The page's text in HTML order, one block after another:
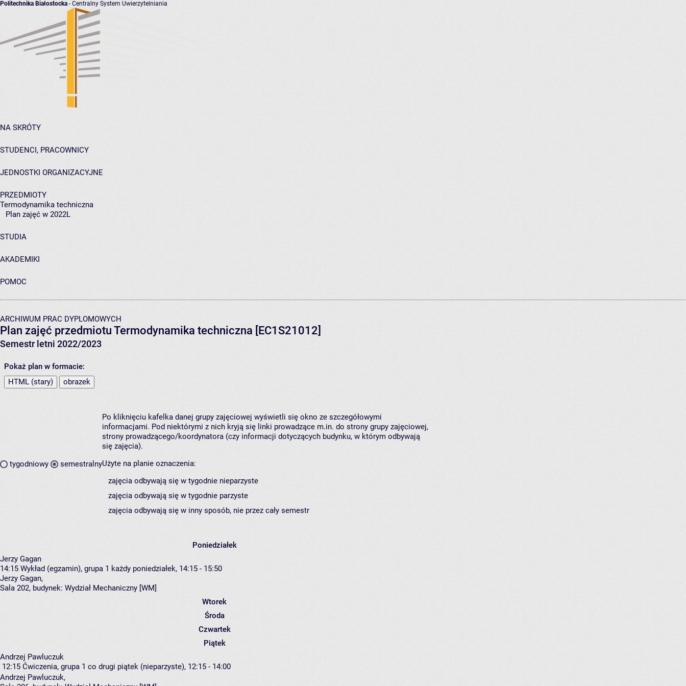
Politechnika Białostocka - Centralny System Uwierzytelniania
NA SKRÓTY
STUDENCI, PRACOWNICY
JEDNOSTKI ORGANIZACYJNE
PRZEDMIOTY
Termodynamika techniczna
Plan zajęć w 2022L
STUDIA
AKADEMIKI
POMOC
ARCHIWUM PRAC DYPLOMOWYCH
Plan zajęć przedmiotu Termodynamika techniczna [EC1S21012]
Semestr letni 2022/2023
Pokaż plan w formacie:
HTML (stary)
obrazek
tygodniowy semestralny
Po kliknięciu kafelka danej grupy zajęciowej wyświetli się okno ze szczegółowymi
informacjami. Pod niektórymi z nich kryją się linki prowadzące m.in. do strony grupy zajęciowej,
strony prowadzącego/koordynatora (czy informacji dotyczących budynku, w którym odbywają
się zajęcia).
Użyte na planie oznaczenia:
zajęcia odbywają się w tygodnie nieparzyste
zajęcia odbywają się w tygodnie parzyste
zajęcia odbywają się w inny sposób, nie przez cały semestr
Poniedziałek
Jerzy Gagan
14:15 Wykład (egzamin), grupa 1 każdy poniedziałek, 14:15 - 15:50
Jerzy Gagan,
Sala 202, budynek: Wydział Mechaniczny [WM]
Wtorek
Środa
Czwartek
Piątek
Andrzej Pawluczuk
12:15 Ćwiczenia, grupa 1 co drugi piątek (nieparzyste), 12:15 - 14:00
Andrzej Pawluczuk,